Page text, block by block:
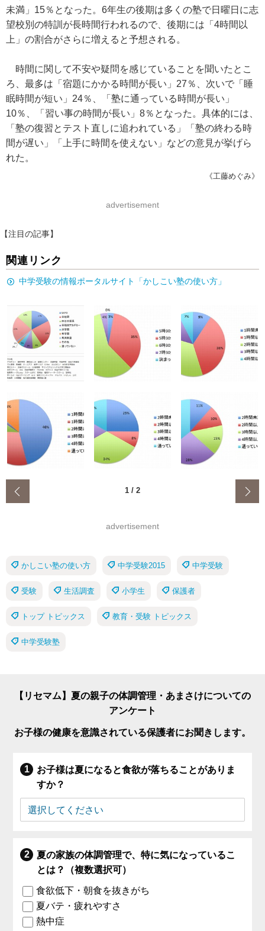
未満」15％となった。6年生の後期は多くの塾で日曜日に志
望校別の特訓が長時間行われるので、後期には「4時間以
上」の割合がさらに増えると予想される。
時間に関して不安や疑問を感じていることを聞いたとこ
ろ、最多は「宿題にかかる時間が長い」27％、次いで「睡
眠時間が短い」24％、「塾に通っている時間が長い」
10％、「習い事の時間が長い」8％となった。具体的には、
「塾の復習とテスト直しに追われている」「塾の終わる時
間が遅い」「上手に時間を使えない」などの意見が挙げら
れた。
《工藤めぐみ》
advertisement
【注目の記事】
関連リンク
中学受験の情報ポータルサイト「かしこい塾の使い方」
1 / 2
advertisement
かしこい塾の使い方 中学受験2015 中学受験
受験 生活調査 小学生 保護者
トップ トピックス 教育・受験 トピックス
中学受験塾
【リセマム】夏の親子の体調管理・あまさけについての
アンケート
お子様の健康を意識されている保護者にお聞きします。
お子様は夏になると食欲が落ちることがありま
すか？
夏の家族の体調管理で、特に気になっているこ
とは？（複数選択可）
食欲低下・朝食を抜きがち
夏バテ・疲れやすさ
熱中症